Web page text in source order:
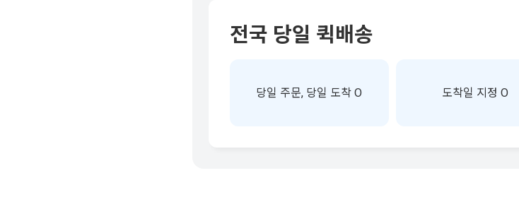
전국 당일 퀵배송
당일 주문, 당일 도착 O 도착일 지정 O